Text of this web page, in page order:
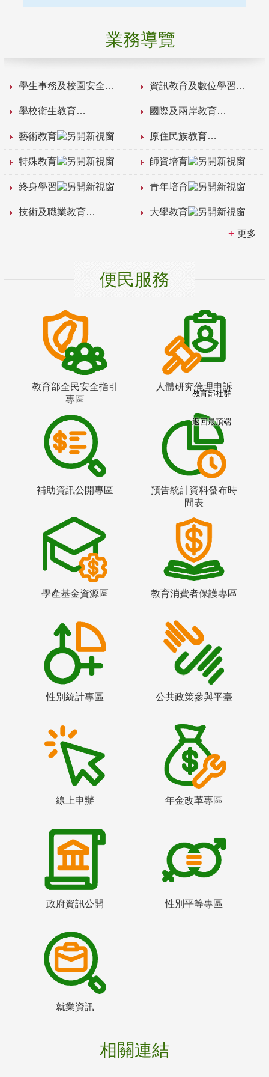
業務導覽
學生事務及校園安全 資訊教育及數位學習
學校衛生教育 國際及兩岸教育
藝術教育 原住民族教育
特殊教育 師資培育
終身學習 青年培育
技術及職業教育 大學教育
更多
便民服務
教育部全民安全指引
專區
人體研究倫理申訴
補助資訊公開專區
預告統計資料發布時
間表
學產基金資源區 教育消費者保護專區
性別統計專區 公共政策參與平臺
線上申辦 年金改革專區
政府資訊公開 性別平等專區
就業資訊
相關連結
教育部社群
返回最頂端